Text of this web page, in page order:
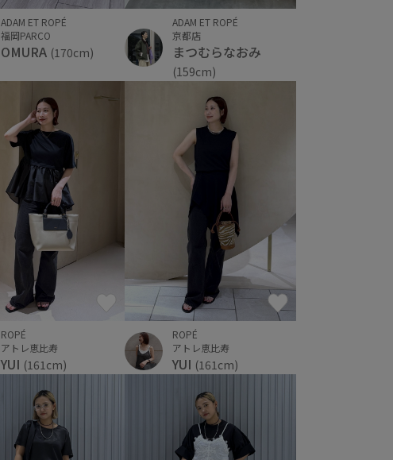
ADAM ET ROPÉ
福岡PARCO
OMURA (170cm)
ADAM ET ROPÉ
京都店
まつむらなおみ
(159cm)
ROPÉ
アトレ恵比寿
YUI (161cm)
ROPÉ
アトレ恵比寿
YUI (161cm)